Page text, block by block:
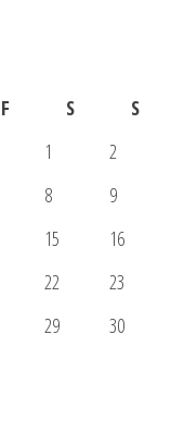
F S
S
1
2
8
9
15
16
22
23
29
30